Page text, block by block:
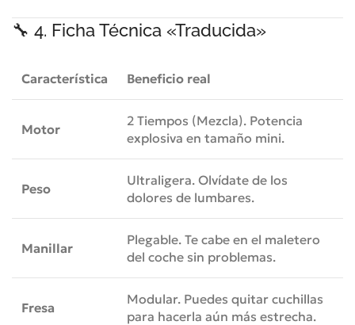
🔧 4. Ficha Técnica «Traducida»
Característica Beneficio real
Motor
2 Tiempos (Mezcla). Potencia
explosiva en tamaño mini.
Peso
Ultraligera. Olvídate de los
dolores de lumbares.
Manillar
Plegable. Te cabe en el maletero
del coche sin problemas.
Fresa
Modular. Puedes quitar cuchillas
para hacerla aún más estrecha.